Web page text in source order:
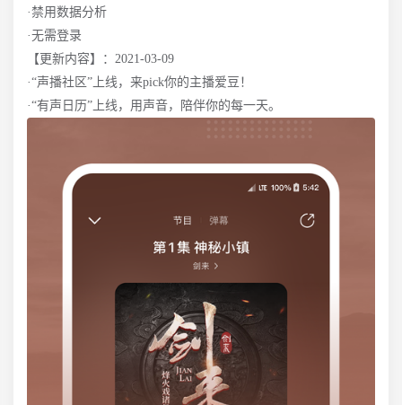
·禁用数据分析
·无需登录
【更新内容】：2021-03-09
·“声播社区”上线，来pick你的主播爱豆！
·“有声日历”上线，用声音，陪伴你的每一天。